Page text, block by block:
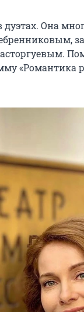
Она
«Романтика